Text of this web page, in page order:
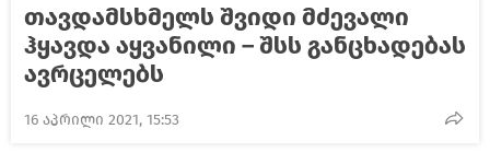
თავდამსხმელს შვიდი მძევალი
ჰყავდა აყვანილი – შსს განცხადებას
ავრცელებს
16 აპრილი 2021, 15:53